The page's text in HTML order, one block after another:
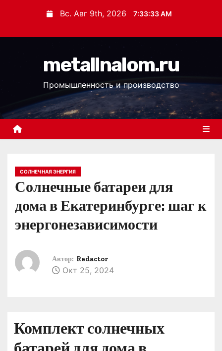
с
Вс. Авг 9th, 2026 7:33:33 AM
metallnalom.ru
Промышленность и производство
СОЛНЕЧНАЯ ЭНЕРГИЯ
Солнечные батареи для
дома в Екатеринбурге: шаг к
энергонезависимости
Автор: Redactor
Окт 25, 2024
Комплект солнечных